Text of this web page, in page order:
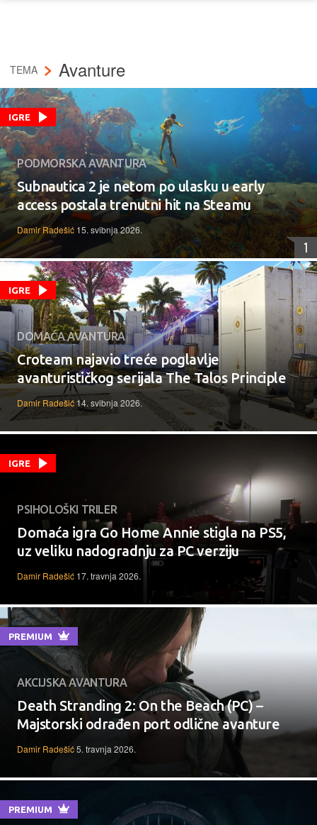
TEMA Avanture
IGRE
PODMORSKA AVANTURA
Subnautica 2 je netom po ulasku u early
access postala trenutni hit na Steamu
Damir Radešić 15. svibnja 2026.
1
IGRE
DOMAĆA AVANTURA
Croteam najavio treće poglavlje
avanturističkog serijala The Talos Principle
Damir Radešić 14. svibnja 2026.
IGRE
PSIHOLOŠKI TRILER
Domaća igra Go Home Annie stigla na PS5,
uz veliku nadogradnju za PC verziju
Damir Radešić 17. travnja 2026.
PREMIUM
AKCIJSKA AVANTURA
Death Stranding 2: On the Beach (PC) –
Majstorski odrađen port odlične avanture
Damir Radešić5. travnja 2026.
PREMIUM